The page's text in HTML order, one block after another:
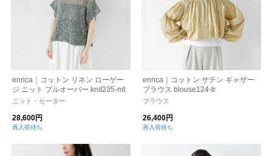
enrica｜コットン リネン ローゲー
ジ ニット プルオーバー knit235-mt
ニット・セーター
28,600円
再入荷待ち
enrica｜コットン サテン ギャザー
ブラウス blouse124-tr
ブラウス
26,400円
再入荷待ち